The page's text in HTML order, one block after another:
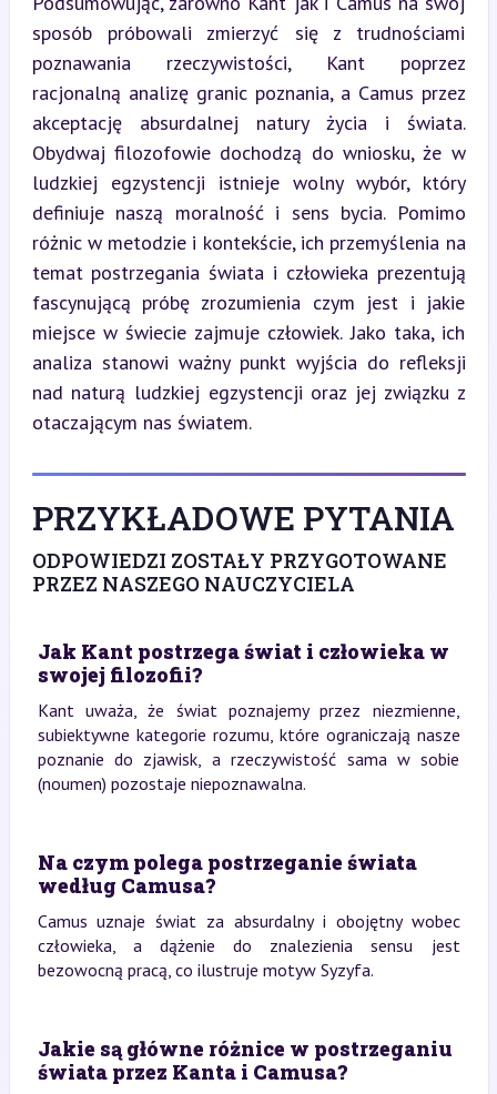
sposób próbowali zmierzyć się z trudnościami
poznawania rzeczywistości, Kant poprzez
racjonalną analizę granic poznania, a Camus przez
akceptację absurdalnej natury życia i świata.
Obydwaj filozofowie dochodzą do wniosku, że w
ludzkiej egzystencji istnieje wolny wybór, który
definiuje naszą moralność i sens bycia. Pomimo
różnic w metodzie i kontekście, ich przemyślenia na
temat postrzegania świata i człowieka prezentują
fascynującą próbę zrozumienia czym jest i jakie
miejsce w świecie zajmuje człowiek. Jako taka, ich
analiza stanowi ważny punkt wyjścia do refleksji
nad naturą ludzkiej egzystencji oraz jej związku z
otaczającym nas światem.
PRZYKŁADOWE PYTANIA
ODPOWIEDZI ZOSTAŁY PRZYGOTOWANE
PRZEZ NASZEGO NAUCZYCIELA
Jak Kant postrzega świat i człowieka w
swojej filozofii?
Kant uważa, że świat poznajemy przez niezmienne,
subiektywne kategorie rozumu, które ograniczają nasze
poznanie do zjawisk, a rzeczywistość sama w sobie
(noumen) pozostaje niepoznawalna.
Na czym polega postrzeganie świata
według Camusa?
Camus uznaje świat za absurdalny i obojętny wobec
człowieka, a dążenie do znalezienia sensu jest
bezowocną pracą, co ilustruje motyw Syzyfa.
Jakie są główne różnice w postrzeganiu
świata przez Kanta i Camusa?